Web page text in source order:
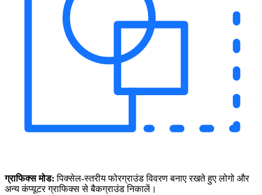
ग्राफिक्स मोड:पिक्सेल-स्तरीय फोरग्राउंड विवरण बनाए रखते हुए लोगो और
अन्य कंप्यूटर ग्राफिक्स से बैकग्राउंड निकालें।